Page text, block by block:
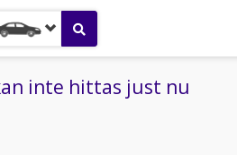
inte hittas just nu